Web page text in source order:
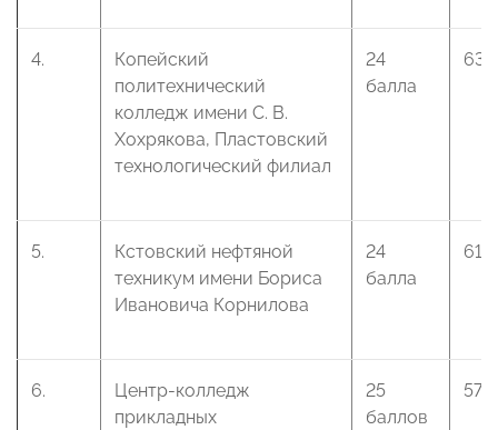
4.
Копейский
политехнический
колледж имени С. В.
Хохрякова, Пластовский
технологический филиал
24
балла
63
5.
Кстовский нефтяной
техникум имени Бориса
Ивановича Корнилова
24
балла
61
6.
Центр-колледж
прикладных
25
баллов
57